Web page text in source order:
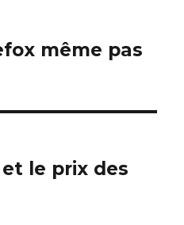
même pas
et le prix des